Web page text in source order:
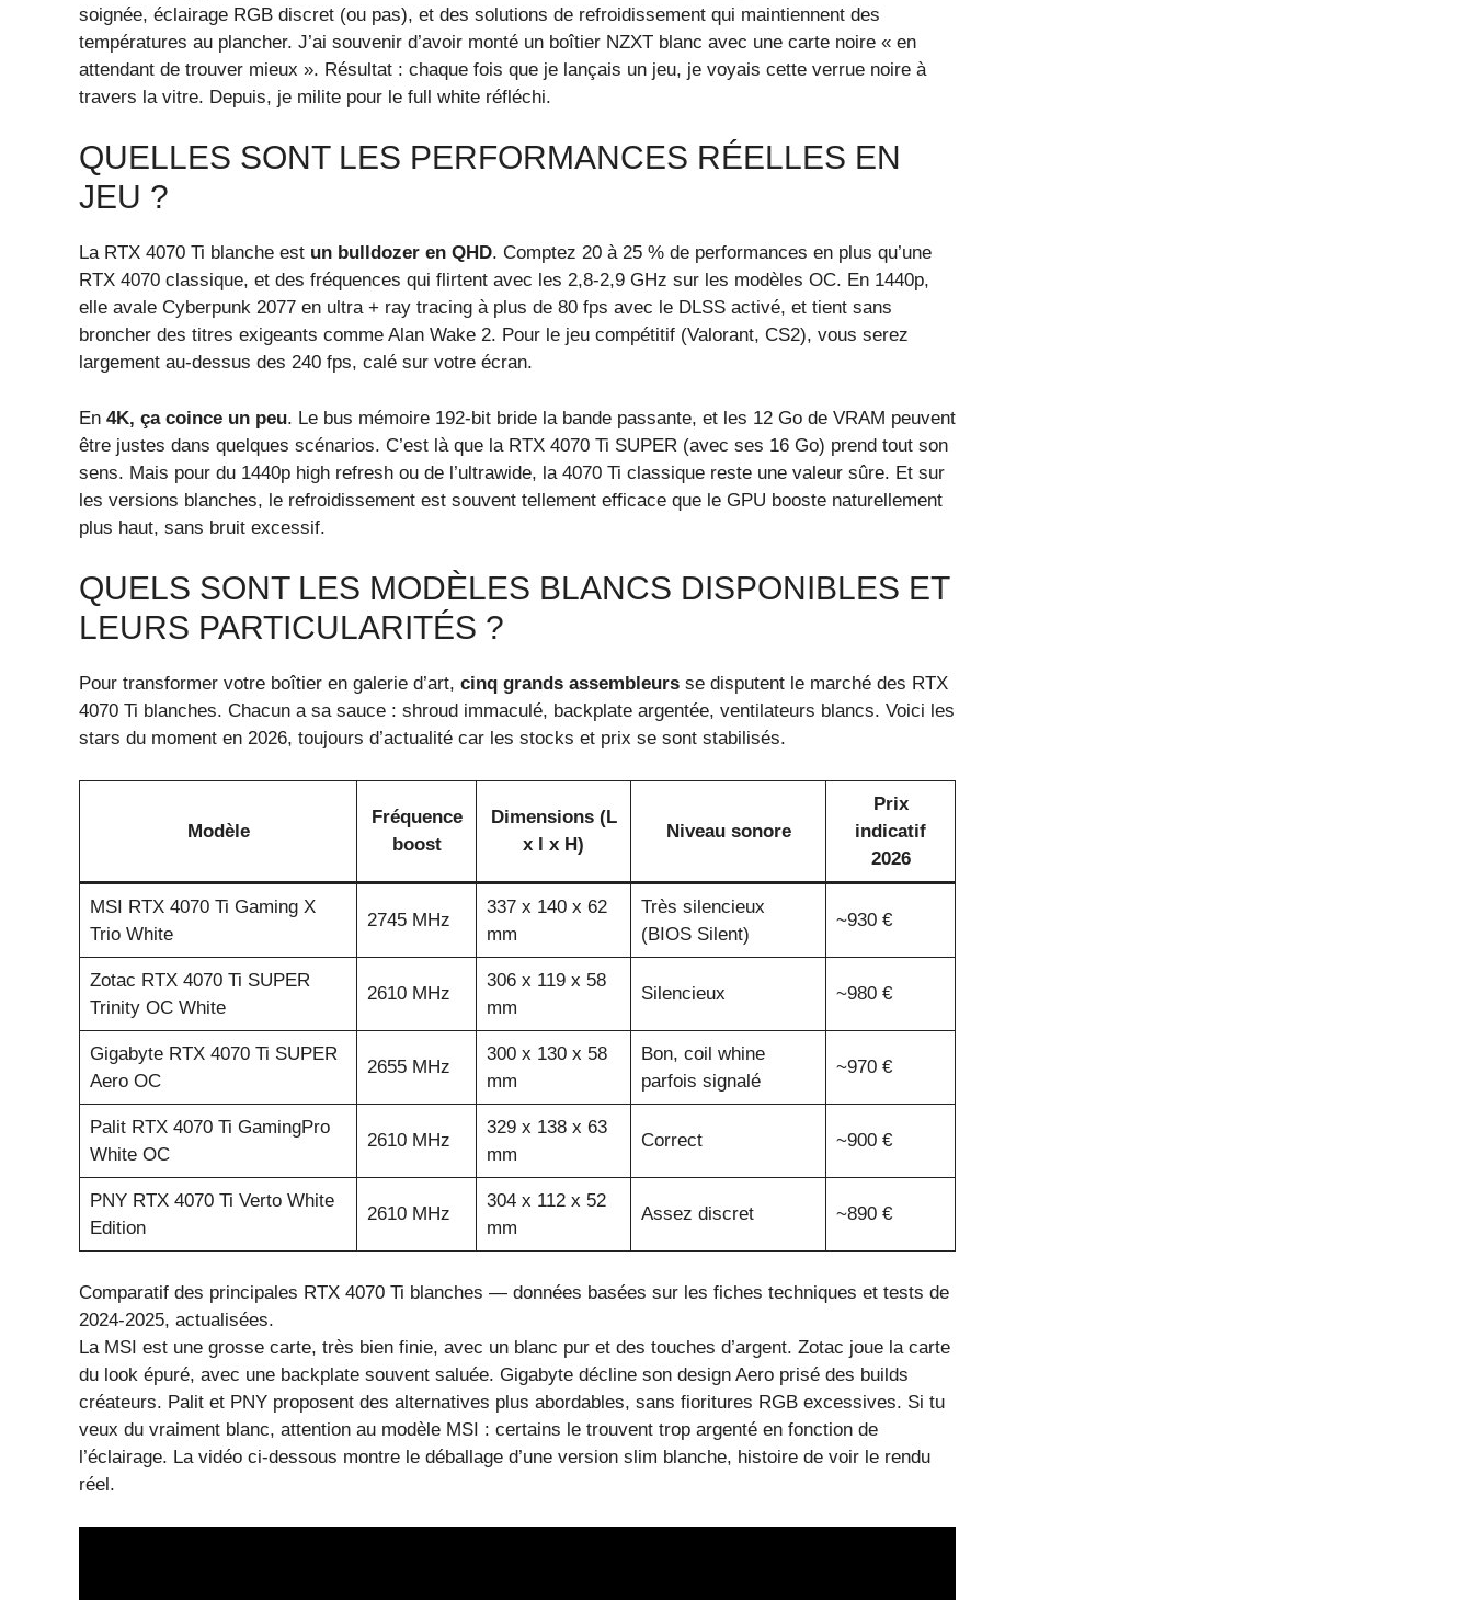
soignée, éclairage RGB discret (ou pas), et des solutions de refroidissement qui maintiennent des
températures au plancher. J’ai souvenir d’avoir monté un boîtier NZXT blanc avec une carte noire « en
attendant de trouver mieux ». Résultat : chaque fois que je lançais un jeu, je voyais cette verrue noire à
travers la vitre. Depuis, je milite pour le full white réfléchi.
QUELLES SONT LES PERFORMANCES RÉELLES EN
JEU ?
La RTX 4070 Ti blanche est un bulldozer en QHD. Comptez 20 à 25 % de performances en plus qu’une
RTX 4070 classique, et des fréquences qui flirtent avec les 2,8-2,9 GHz sur les modèles OC. En 1440p,
elle avale Cyberpunk 2077 en ultra + ray tracing à plus de 80 fps avec le DLSS activé, et tient sans
broncher des titres exigeants comme Alan Wake 2. Pour le jeu compétitif (Valorant, CS2), vous serez
largement au-dessus des 240 fps, calé sur votre écran.
En 4K, ça coince un peu. Le bus mémoire 192-bit bride la bande passante, et les 12 Go de VRAM peuvent
être justes dans quelques scénarios. C’est là que la RTX 4070 Ti SUPER (avec ses 16 Go) prend tout son
sens. Mais pour du 1440p high refresh ou de l’ultrawide, la 4070 Ti classique reste une valeur sûre. Et sur
les versions blanches, le refroidissement est souvent tellement efficace que le GPU booste naturellement
plus haut, sans bruit excessif.
QUELS SONT LES MODÈLES BLANCS DISPONIBLES ET
LEURS PARTICULARITÉS ?
Pour transformer votre boîtier en galerie d’art, cinq grands assembleurs se disputent le marché des RTX
4070 Ti blanches. Chacun a sa sauce : shroud immaculé, backplate argentée, ventilateurs blancs. Voici les
stars du moment en 2026, toujours d’actualité car les stocks et prix se sont stabilisés.
Modèle
Fréquence
boost
Dimensions (L
x l x H)
Niveau sonore
Prix
indicatif
2026
MSI RTX 4070 Ti Gaming X
Trio White
2745 MHz
337 x 140 x 62
mm
Très silencieux
(BIOS Silent)
~930 €
Zotac RTX 4070 Ti SUPER
Trinity OC White
2610 MHz
306 x 119 x 58
mm
Silencieux ~980 €
Gigabyte RTX 4070 Ti SUPER
Aero OC
2655 MHz
300 x 130 x 58
mm
Bon, coil whine
parfois signalé
~970 €
Palit RTX 4070 Ti GamingPro
White OC
2610 MHz
329 x 138 x 63
mm
Correct ~900 €
PNY RTX 4070 Ti Verto White
Edition
2610 MHz
304 x 112 x 52
mm
Assez discret ~890 €
Comparatif des principales RTX 4070 Ti blanches — données basées sur les fiches techniques et tests de
2024-2025, actualisées.
La MSI est une grosse carte, très bien finie, avec un blanc pur et des touches d’argent. Zotac joue la carte
du look épuré, avec une backplate souvent saluée. Gigabyte décline son design Aero prisé des builds
créateurs. Palit et PNY proposent des alternatives plus abordables, sans fioritures RGB excessives. Si tu
veux du vraiment blanc, attention au modèle MSI : certains le trouvent trop argenté en fonction de
l’éclairage. La vidéo ci-dessous montre le déballage d’une version slim blanche, histoire de voir le rendu
réel.